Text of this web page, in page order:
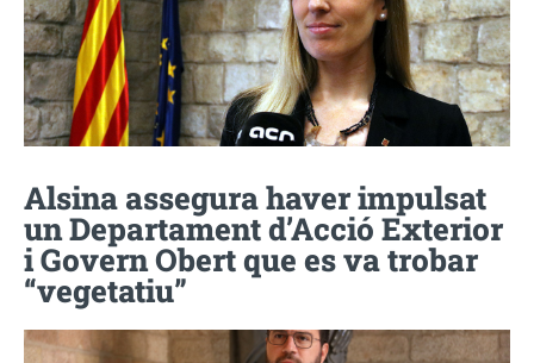
Alsina assegura haver impulsat
un Departament d’Acció Exterior
i Govern Obert que es va trobar
“vegetatiu”